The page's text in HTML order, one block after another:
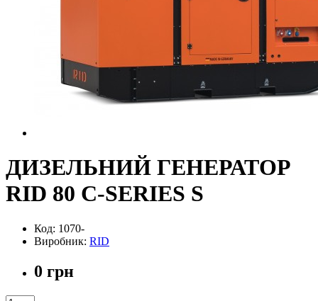
ДИЗЕЛЬНИЙ ГЕНЕРАТОР
RID 80 C-SERIES S
Код: 1070-
Виробник: RID
0 грн